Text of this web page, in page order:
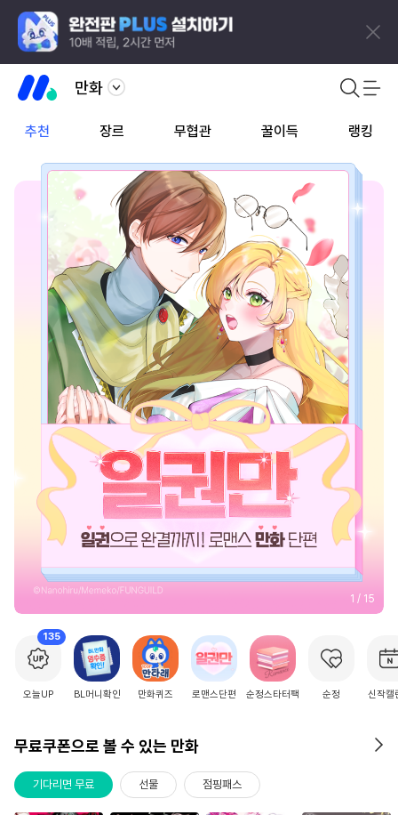
만화
추천 장르 무협관 꿀이득 랭킹
2 / 15
135
오늘UP BL머니확인 만화퀴즈 로맨스단편 순정스타터팩 순정 신작캘
무료쿠폰으로 볼 수 있는 만화
기다리면 무료 선물 점핑패스